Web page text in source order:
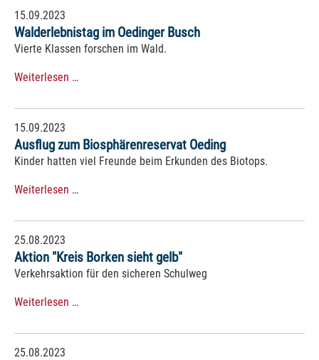
15.09.2023
Walderlebnistag im Oedinger Busch
Vierte Klassen forschen im Wald.
Weiterlesen …
15.09.2023
Ausflug zum Biosphärenreservat Oeding
Kinder hatten viel Freunde beim Erkunden des Biotops.
Weiterlesen …
25.08.2023
Aktion "Kreis Borken sieht gelb"
Verkehrsaktion für den sicheren Schulweg
Weiterlesen …
25.08.2023